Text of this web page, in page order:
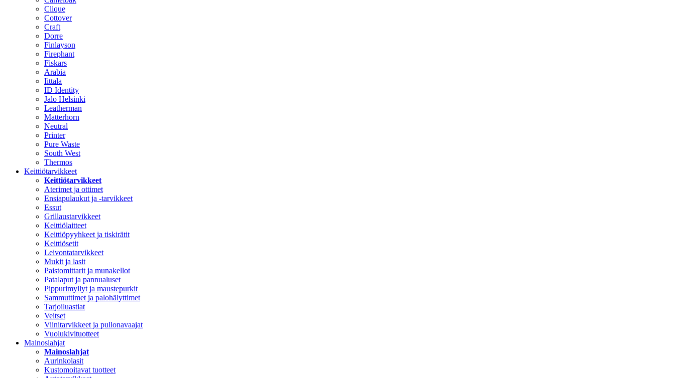
Clique
Cottover
Craft
Dorre
Finlayson
Firephant
Fiskars
Arabia
Iittala
ID Identity
Jalo Helsinki
Leatherman
Matterhorn
Neutral
Printer
Pure Waste
South West
Thermos
Keittiötarvikkeet
Keittiötarvikkeet
Aterimet ja ottimet
Ensiapulaukut ja -tarvikkeet
Essut
Grillaustarvikkeet
Keittiölaitteet
Keittiöpyyhkeet ja tiskirätit
Keittiösetit
Leivontatarvikkeet
Mukit ja lasit
Paistomittarit ja munakellot
Patalaput ja pannualuset
Pippurimyllyt ja maustepurkit
Sammuttimet ja palohälyttimet
Tarjoiluastiat
Veitset
Viinitarvikkeet ja pullonavaajat
Vuolukivituotteet
Mainoslahjat
Mainoslahjat
Aurinkolasit
Kustomoitavat tuotteet